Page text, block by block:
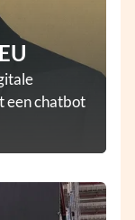
een chatbot